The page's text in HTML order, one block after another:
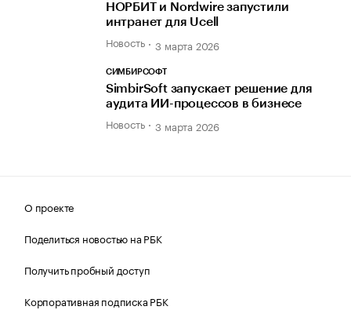
НОРБИТ и Nordwire запустили
интранет для Ucell
Новость 3 марта 2026
СИМБИРСОФТ
SimbirSoft запускает решение для
аудита ИИ-процессов в бизнесе
Новость 3 марта 2026
О проекте
Поделиться новостью на РБК
Получить пробный доступ
Корпоративная подписка РБК